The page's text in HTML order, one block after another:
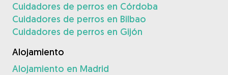
Cuidadores de perros en Córdoba
Cuidadores de perros en Bilbao
Cuidadores de perros en Gijón
Alojamiento
Alojamiento en Madrid